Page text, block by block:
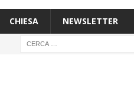
CHIESA NEWSLETTER